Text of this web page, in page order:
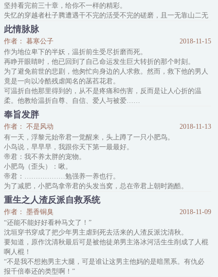
坚持看完前三十章，给你不一样的精彩。
失忆的穿越者杜子腾遭遇干不完的活受不完的磋磨，且一无靠山二无
天赋三无粗壮金手指，看起来全无翻身可能。
天下修士皆修道，可如果这修真界根本无道给你修、无路给你走，又
该如何？
杜子腾选择拿起符笔，破道！破尽天下之道亦是唯一可走之道！（翻
译：既然你不给路走，
此情脉脉
作者： 暮寒公子
2018-11-15
作为地位卑下的半妖，温折前生受尽折磨而死。
再睁开眼睛时，他已回到了自己命运发生巨大转折的那个时刻。
为了避免前世的悲剧，他匆忙向身边的人求救。然而，救下他的男人
竟是一向以冷酷残虐闻名的菡萏花君。
可温折自他那里得到的，从不是疼痛和伤害，反而是让人心折的温
柔。他教给温折自尊、自信、爱人与被爱……
有人问温折：“容雪淮是你的良师、益友，还是爱侣？”
温折：“都是。雪淮是我的光。”
穿越温柔攻X前期弱受后期温润受
治愈系小甜文，修仙背景，主要目的是谈恋爱。
【扫雷提示】：
1.受上辈子是
奉旨发胖
作者： 不是风动
2018-11-13
有一天，浮黎元始帝君一觉醒来，头上蹲了一只小肥鸟。
小鸟说，早早早，我跟你天下第一最最好。
帝君：我不养太胖的宠物。
小肥鸟（歪头）：啾。
帝君：………………勉强养一养也行。
为了减肥，小肥鸟拿帝君的头发当窝，总在帝君上朝时跑酷。
帝君降下旨意，为它正名：它不胖，它只是毛绒绒。
小肥鸟瞅瞅自己圆滚滚的毛，继续跑酷。
帝君再降旨意：多吃多睡，禁止减肥，奉旨发胖。
后来，小肥鸟终于化成人形，容颜出世，骨肉匀亭。
帝君（冷漠）：变回去。
小肥鸟（QAQ）：嘤。
帝君：………………不变也行
重生之人渣反派自救系统
作者： 墨香铜臭
2018-11-09
“还能不能好好看种马文了！”
沈垣穿书穿成了把少年男主虐到死去活来的人渣反派沈清秋。
要知道，原作沈清秋最后可是被他徒弟男主洛冰河活生生削成了人棍
啊人棍！
“不是我不想抱男主大腿，可是谁让这男主他妈的是暗黑系。有仇必
报千倍奉还的类型啊！”